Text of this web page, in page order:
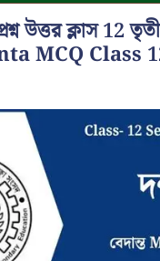
উত্তর ক্লাস 12
MCQ Class